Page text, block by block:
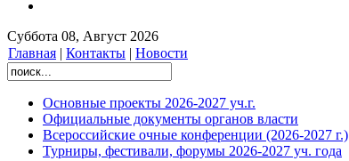
Суббота 08, Август 2026
Главная | Контакты | Новости
Основные проекты 2026-2027 уч.г.
Официальные документы органов власти
Всероссийские очные конференции (2026-2027 г.)
Турниры, фестивали, форумы 2026-2027 уч. года